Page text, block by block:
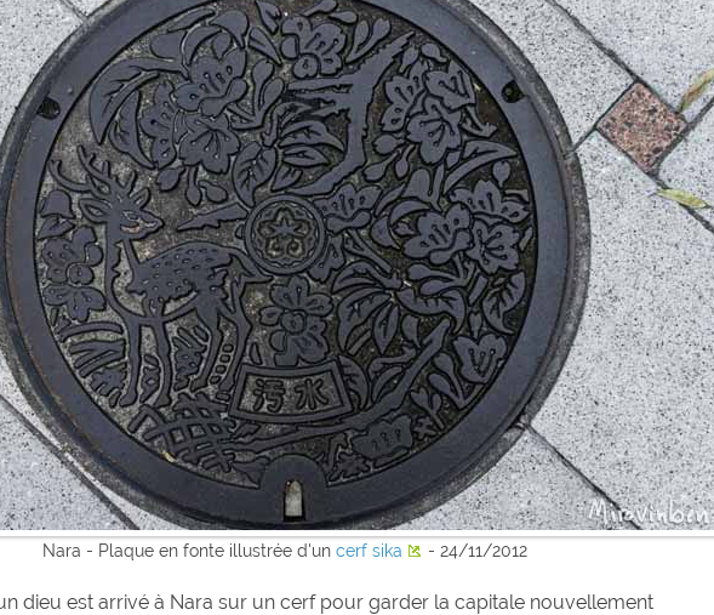
Nara - Plaque en fonte illustrée d'uncerf sika - 24/11/2012
dieu est arrivé à Nara sur un cerf pour garder la capitale nouvellement